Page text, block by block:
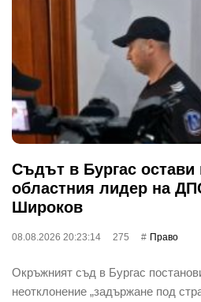
Съдът в Бургас остави
областния лидер на
Широков
08.08.2026 20:23:14 275 Право
Окръжният съд в Бургас
неотклонение „задържане под